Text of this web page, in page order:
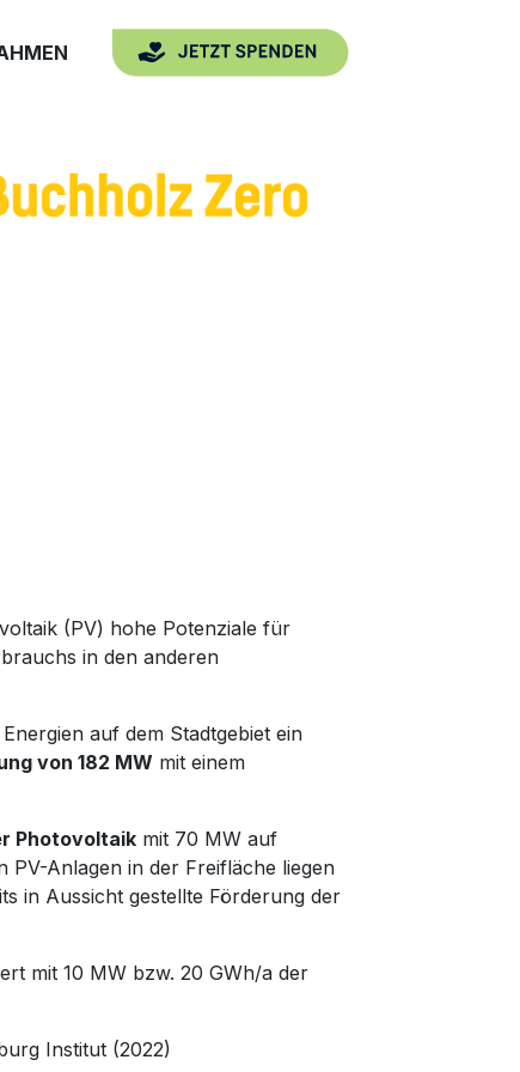
(PV) hohe Potenziale für
in den anderen
auf dem Stadtgebiet ein
von 182 MW mit einem
Photovoltaik mit 70 MW auf
Anlagen in der Freifläche liegen
in Aussicht gestellte Förderung der
mit 10 MW bzw. 20 GWh/a der
Institut (2022)